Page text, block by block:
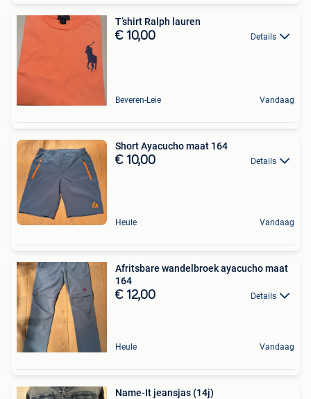
T’shirt Ralph lauren
€ 10,00 Details
Beveren-Leie Vandaag
Short Ayacucho maat 164
€ 10,00 Details
Heule Vandaag
Afritsbare wandelbroek ayacucho maat
164
€ 12,00 Details
Heule Vandaag
Name-It jeansjas (14j)